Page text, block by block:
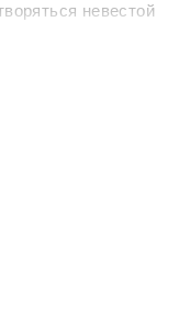
невестой
наш